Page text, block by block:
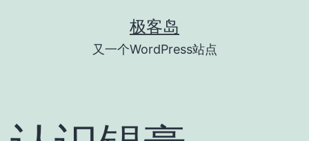
极客岛
又一个WordPress站点